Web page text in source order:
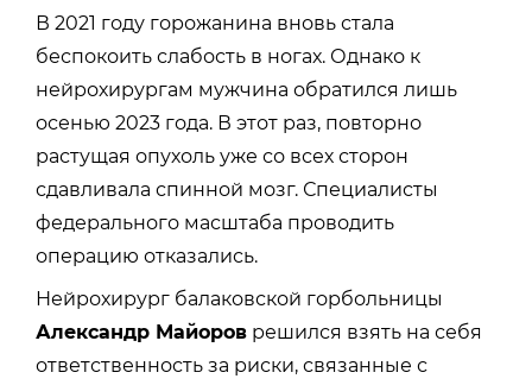
В 2021 году горожанина вновь стала
беспокоить слабость в ногах. Однако к
нейрохирургам мужчина обратился лишь
осенью 2023 года. В этот раз, повторно
растущая опухоль уже со всех сторон
сдавливала спинной мозг. Специалисты
федерального масштаба проводить
операцию отказались.
Нейрохирург балаковской горбольницы
Александр Майоров решился взять на себя
ответственность за риски, связанные с